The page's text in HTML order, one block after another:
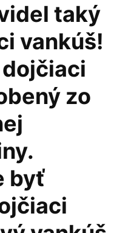
taký
vankúš!
zo
byť